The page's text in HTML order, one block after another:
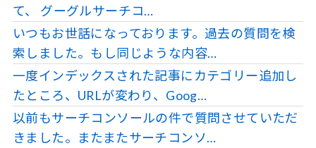
て、 グーグルサーチコ…
いつもお世話になっております。過去の質問を検
索しました。もし同じような内容…
一度インデックスされた記事にカテゴリー追加し
たところ、URLが変わり、Goog…
以前もサーチコンソールの件で質問させていただ
きました。またまたサーチコンソ…